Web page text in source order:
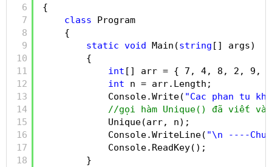
6
7
8
9
10
11
12
13
14
15
16
17
18
{
class
Program
{
static void Main(string [] args)
{
int [] arr = { 7, 4, 8, 2, 9,
int
n = arr.Length;
Console.Write( "Cac phan tu
//gọi hàm Unique() đã viết và
Unique(arr, n);
Console.WriteLine( "\n ----
Console.ReadKey();
}